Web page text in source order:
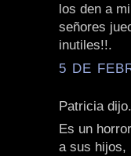
los den a
señores
inutiles!!.
5 DE
Patricia
Es un
a sus hijos,